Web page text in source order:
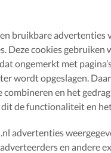
bruikbare advertenties
Deze cookies
ongemerkt met
wordt opgeslagen.
combineren en het
de functionaliteit en
advertenties
en andere